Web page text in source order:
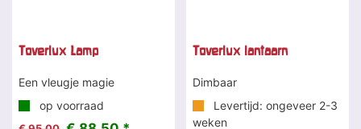
Toverlux Lamp
Een vleugje magie
op voorraad
Toverlux lantaarn
Dimbaar
Levertijd: ongeveer 2-3
weken